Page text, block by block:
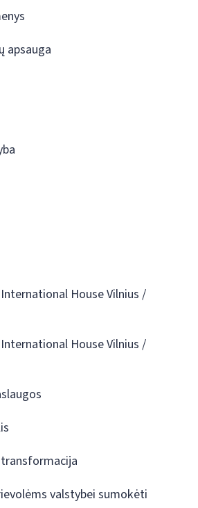
apsauga
House Vilnius /
House Vilnius /
valstybei sumokėti